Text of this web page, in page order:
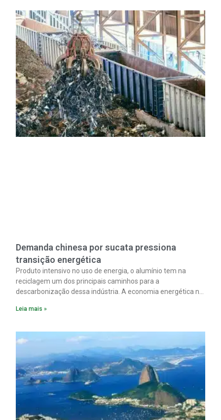
Demanda chinesa por sucata pressiona
transição energética
Produto intensivo no uso de energia, o alumínio tem na
reciclagem um dos principais caminhos para a
descarbonização dessa indústria. A economia energética na
material. A produção de um alumínio mais limpo, no entanto,
insumo, a sucata, devido, sobretudo, ao interesse chinês
pela matéria-prima.
Leia mais »